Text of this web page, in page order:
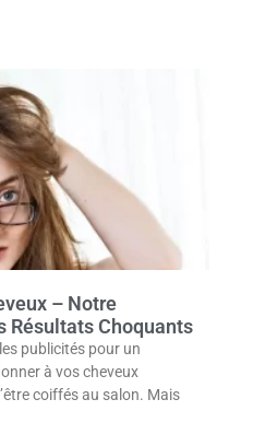
– Notre
Résultats Choquants
publicités pour un
à vos cheveux
coiffés au salon. Mais